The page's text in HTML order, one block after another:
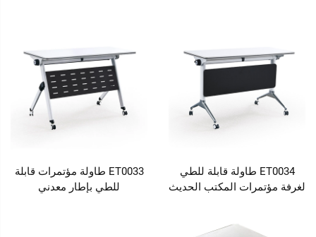
ET0034 طاولة قابلة للطي
لغرفة مؤتمرات المكتب الحديث
ET0033 طاولة مؤتمرات قابلة
للطي بإطار معدني